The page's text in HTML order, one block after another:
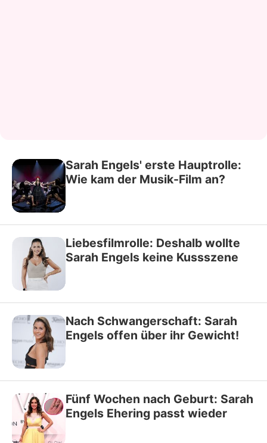
Sarah Engels' erste Hauptrolle:
Wie kam der Musik-Film an?
Liebesfilmrolle: Deshalb wollte
Sarah Engels keine Kussszene
Nach Schwangerschaft: Sarah
Engels offen über ihr Gewicht!
Fünf Wochen nach Geburt: Sarah
Engels Ehering passt wieder